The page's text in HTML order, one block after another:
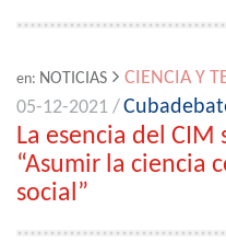
en: NOTICIAS
CIENCIA Y
05-12-2021 /
La esencia del CIM
“Asumir la ciencia
social”